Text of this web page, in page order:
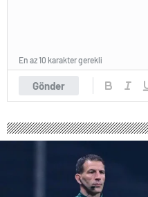
Gönder
En az 10 karakter gerekli